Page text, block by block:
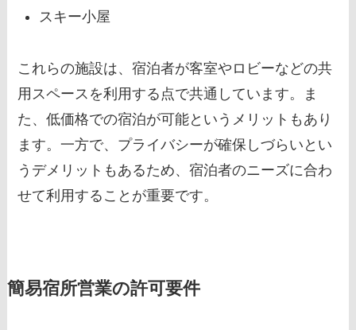
スキー小屋
これらの施設は、宿泊者が客室やロビーなどの共
用スペースを利用する点で共通しています。ま
た、低価格での宿泊が可能というメリットもあり
ます。一方で、プライバシーが確保しづらいとい
うデメリットもあるため、宿泊者のニーズに合わ
せて利用することが重要です。
簡易宿所営業の許可要件